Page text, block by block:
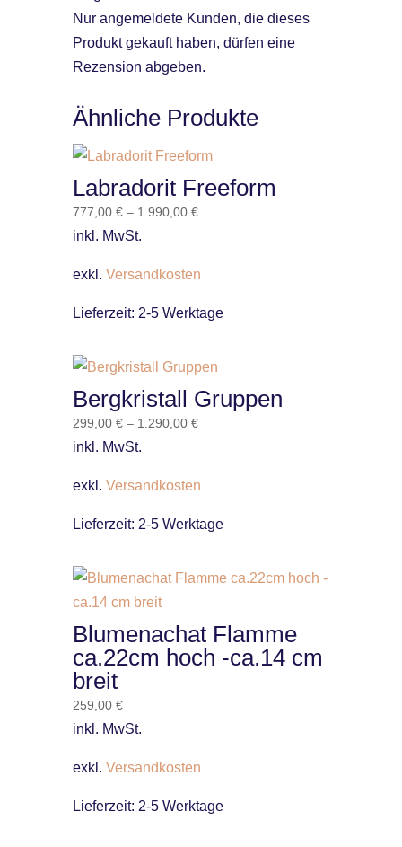
Nur angemeldete Kunden, die dieses
Produkt gekauft haben, dürfen eine
Rezension abgeben.
Ähnliche Produkte
Labradorit Freeform
777,00 €– 1.990,00 €
inkl. MwSt.
exkl. Versandkosten
Lieferzeit: 2-5 Werktage
Bergkristall Gruppen
299,00 €– 1.290,00 €
inkl. MwSt.
exkl. Versandkosten
Lieferzeit: 2-5 Werktage
Blumenachat Flamme
ca.22cm hoch -ca.14 cm
breit
259,00 €
inkl. MwSt.
exkl. Versandkosten
Lieferzeit: 2-5 Werktage